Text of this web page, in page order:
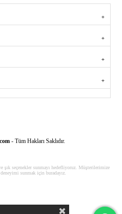
- Tüm Hakları Saklıdır.
şık seçenekler sunmayı hedefliyoruz. Müşterilerimize
sunmak için buradayız.